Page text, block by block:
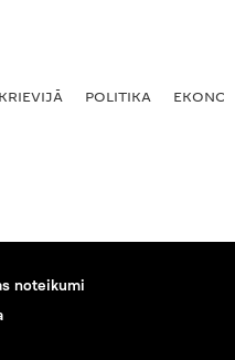
KRIEVIJĀ POLITIKA
noteikumi